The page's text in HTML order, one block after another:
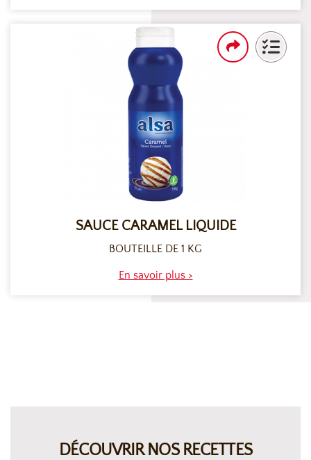
SAUCE CARAMEL LIQUIDE
BOUTEILLE DE 1 KG
En savoir plus >
DÉCOUVRIR NOS RECETTES